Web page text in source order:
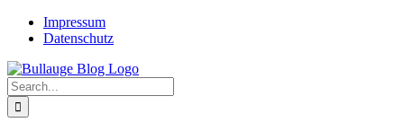
Skip
TwitterImpressum
Datenschutz
Search
for: